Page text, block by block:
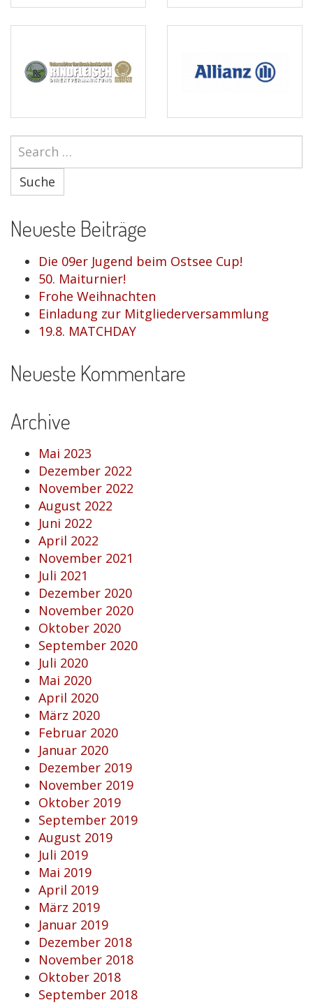
Suche
Neueste Beiträge
Die 09er Jugend beim Ostsee Cup!
50. Maiturnier!
Frohe Weihnachten
Einladung zur Mitgliederversammlung
19.8. MATCHDAY
Neueste Kommentare
Archive
Mai 2023
Dezember 2022
November 2022
August 2022
Juni 2022
April 2022
November 2021
Juli 2021
Dezember 2020
November 2020
Oktober 2020
September 2020
Juli 2020
Mai 2020
April 2020
März 2020
Februar 2020
Januar 2020
Dezember 2019
November 2019
Oktober 2019
September 2019
August 2019
Juli 2019
Mai 2019
April 2019
März 2019
Januar 2019
Dezember 2018
November 2018
Oktober 2018
September 2018